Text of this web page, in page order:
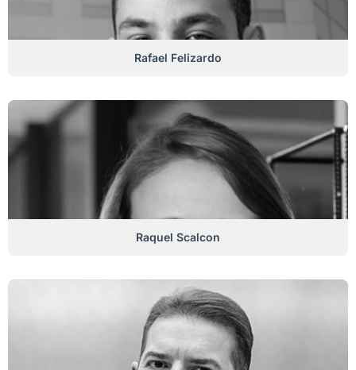
Rafael Felizardo
Raquel Scalcon